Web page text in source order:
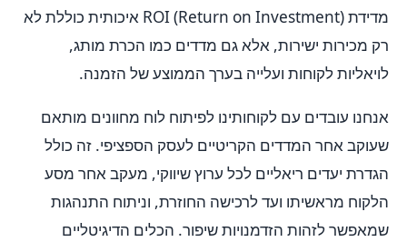
מדידת ROI (Return on Investment) איכותית כוללת לא
רק מכירות ישירות, אלא גם מדדים כמו הכרת מותג,
לויאליות לקוחות ועלייה בערך הממוצע של הזמנה.
אנחנו עובדים עם לקוחותינו לפיתוח לוח מחוונים מותאם
שעוקב אחר המדדים הקריטיים לעסק הספציפי. זה כולל
הגדרת יעדים ריאליים לכל ערוץ שיווקי, מעקב אחר מסע
הלקוח מראשיתו ועד לרכישה החוזרת, וניתוח התנהגות
שמאפשר לזהות הזדמנויות שיפור. הכלים הדיגיטליים